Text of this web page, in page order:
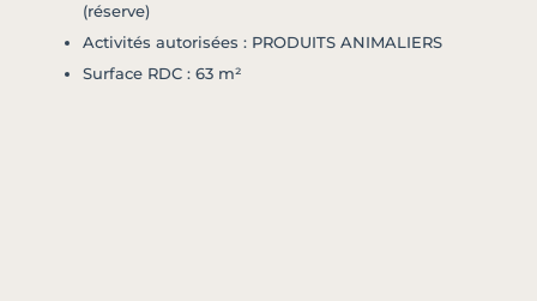
(réserve)
Activités autorisées : PRODUITS ANIMALIERS
Surface RDC : 63 m²